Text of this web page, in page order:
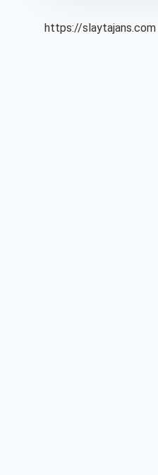
https://slaytajans.com